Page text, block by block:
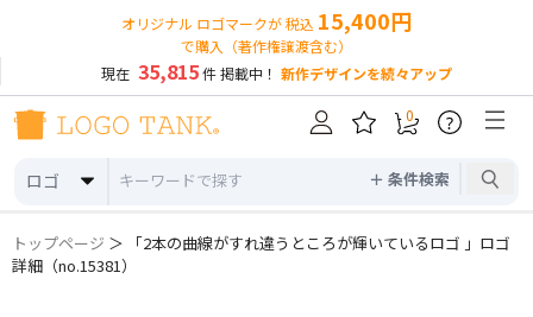
オリジナル ロゴマークが 税込 15,400円
で購入（著作権譲渡含む）
現在 35,815件 掲載中！ 新作デザインを続々アップ
ロゴ ＋ 条件検索
0 ?
トップページ ＞ 「2本の曲線がすれ違うところが輝いているロゴ 」ロゴ
詳細（no.15381）